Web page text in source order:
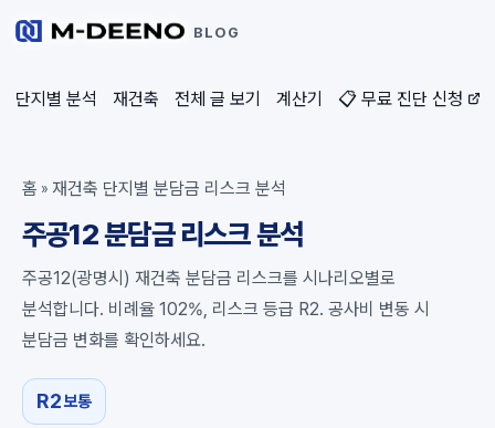
BLOG
단지별 분석 재건축 전체 글 보기 계산기 📋 무료 진단 신청
홈 » 재건축 단지별 분담금 리스크 분석
주공12 분담금 리스크 분석
주공12(광명시) 재건축 분담금 리스크를 시나리오별로
분석합니다. 비례율 102%, 리스크 등급 R2. 공사비 변동 시
분담금 변화를 확인하세요.
R2보통